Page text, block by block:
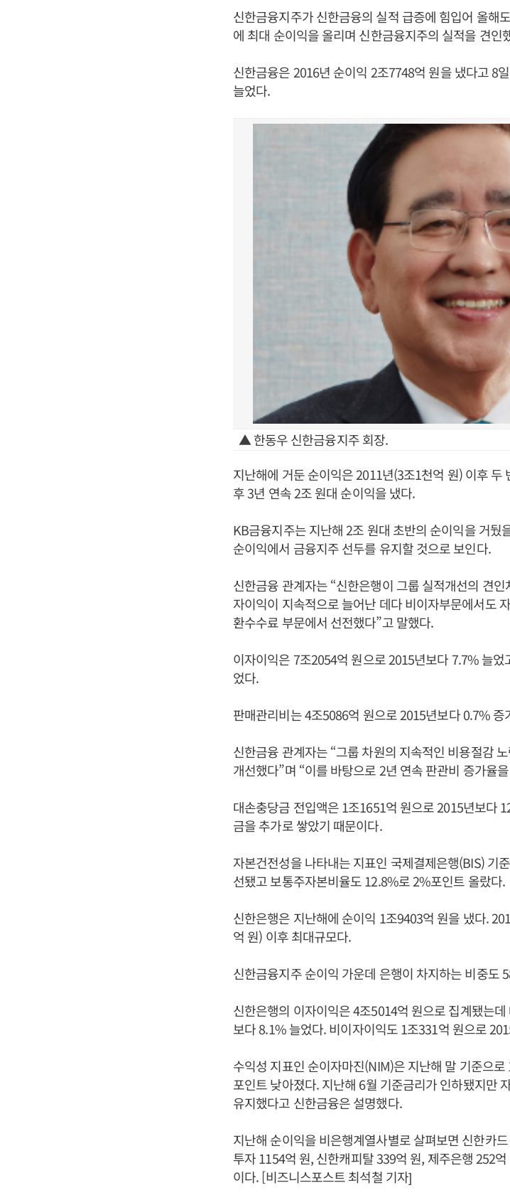
신한금융지주가 신한금융의 실적 급증에 힘입어 올해
에 최대 순이익을 올리며 신한금융지주의 실적을 견인
신한금융은 2016년 순이익 2조7748억 원을 냈다고 8
늘었다.
▲ 한동우 신한금융지주 회장.
지난해에 거둔 순이익은 2011년(3조1천억 원) 이후
후 3년 연속 2조 원대 순이익을 냈다.
KB금융지주는 지난해 2조 원대 초반의 순이익을 거뒀
순이익에서 금융지주 선두를 유지할 것으로 보인다.
신한금융 관계자는 “신한은행이 그룹 실적개선의 견
자이익이 지속적으로 늘어난 데다 비이자부문에서도
환수수료 부문에서 선전했다”고 말했다.
이자이익은 7조2054억 원으로 2015년보다 7.7% 늘
었다.
판매관리비는 4조5086억 원으로 2015년보다 0.7% 증
신한금융 관계자는 “그룹 차원의 지속적인 비용절감
개선했다”며 “이를 바탕으로 2년 연속 판관비 증가율
대손충당금 전입액은 1조1651억 원으로 2015년보다
금을 추가로 쌓았기 때문이다.
자본건전성을 나타내는 지표인 국제결제은행(BIS) 기
선됐고 보통주자본비율도 12.8%로 2%포인트 올랐다.
신한은행은 지난해에 순이익 1조9403억 원을 냈다.
억 원) 이후 최대규모다.
신한금융지주 순이익 가운데 은행이 차지하는 비중도
신한은행의 이자이익은 4조5014억 원으로 집계됐는
보다 8.1% 늘었다. 비이자이익도 1조331억 원으로
수익성 지표인 순이자마진(NIM)은 지난해 말 기준으
포인트 낮아졌다. 지난해 6월 기준금리가 인하됐지만
유지했다고 신한금융은 설명했다.
지난해 순이익을 비은행계열사별로 살펴보면 신한카
투자 1154억 원, 신한캐피탈 339억 원, 제주은행 252
이다. [비즈니스포스트 최석철 기자]